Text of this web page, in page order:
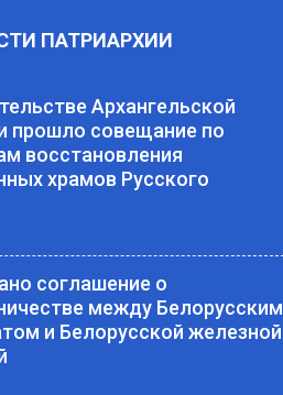
ПАТРИАРХИИ
Архангельской
прошло совещание по
восстановления
храмов Русского
соглашение о
между Белорусским
и Белорусской железной